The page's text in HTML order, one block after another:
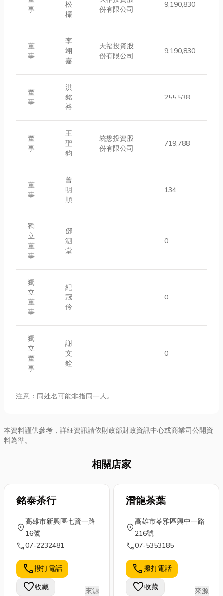
事
松
欉
份有限公司
9,190,830
董
事
李
翊
嘉
天福投資股
份有限公司
9,190,830
董
事
洪
銘
裕
255,538
董
事
王
聖
鈞
統懋投資股
份有限公司
719,788
董
事
曾
明
順
134
獨
立
董
事
鄧
泗
堂
0
獨
立
董
事
紀
冠
伶
0
獨
立
董
事
謝
文
銓
0
注意：同姓名可能非指同一人。
本資料謹供參考，詳細資訊請依財政部財政資訊中心或商業司公開資
料為準。
相關店家
銘泰茶行
location_on
高雄市新興區七賢一路
16號
call07-2232481
call撥打電話
favorite收藏 來源
潛龍茶葉
location_on
高雄市苓雅區興中一路
216號
call07-5353185
call撥打電話
favorite收藏 來源